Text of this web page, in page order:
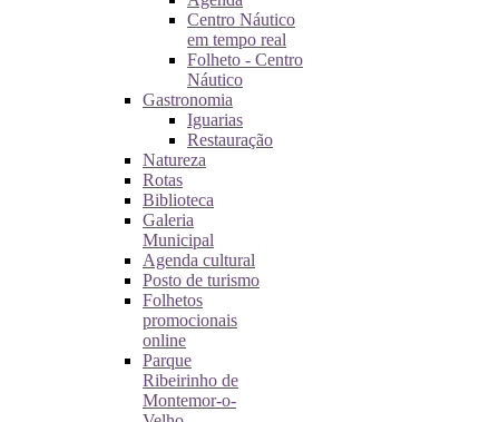
Centro Náutico
em tempo real
Folheto - Centro
Náutico
Gastronomia
Iguarias
Restauração
Natureza
Rotas
Biblioteca
Galeria
Municipal
Agenda cultural
Posto de turismo
Folhetos
promocionais
online
Parque
Ribeirinho de
Montemor-o-